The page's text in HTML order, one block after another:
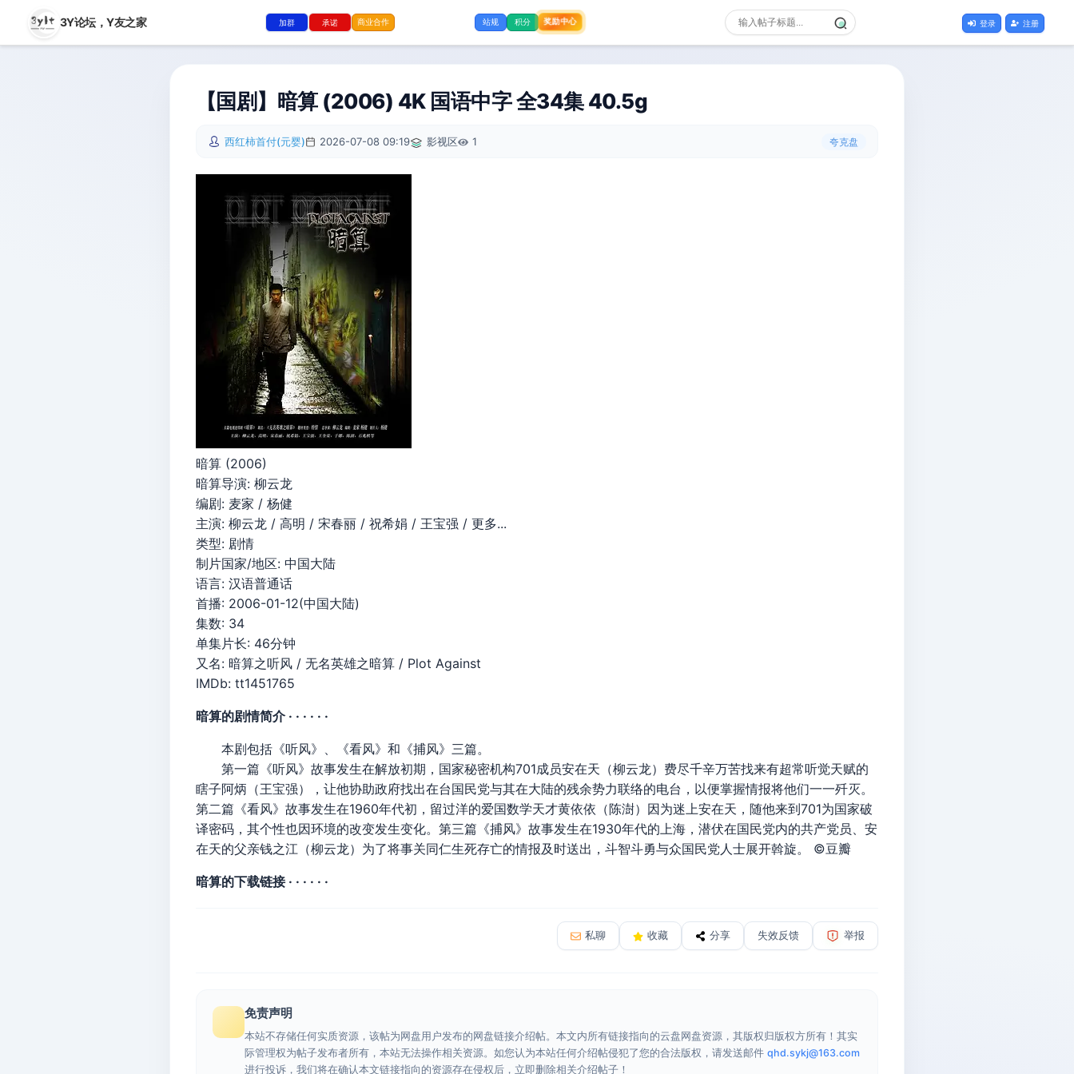
3Y论坛，Y友之家 加群 承诺 商业合作 站规 积分 奖励中心 登录 注册
【国剧】暗算‎ (2006) 4K 国语中字 全34集 40.5g
西红柿首付(元婴) 2026-07-08 09:19 影视区 1 夸克盘
暗算 (2006)
暗算导演: 柳云龙
编剧: 麦家 / 杨健
主演: 柳云龙 / 高明 / 宋春丽 / 祝希娟 / 王宝强 / 更多...
类型: 剧情
制片国家/地区: 中国大陆
语言: 汉语普通话
首播: 2006-01-12(中国大陆)
集数: 34
单集片长: 46分钟
又名: 暗算之听风 / 无名英雄之暗算 / Plot Against
IMDb: tt1451765
暗算的剧情简介 · · · · · ·
本剧包括《听风》、《看风》和《捕风》三篇。
第一篇《听风》故事发生在解放初期，国家秘密机构701成员安在天（柳云龙）费尽千辛万苦找来有超常听觉天赋的
瞎子阿炳（王宝强），让他协助政府找出在台国民党与其在大陆的残余势力联络的电台，以便掌握情报将他们一一歼灭。
第二篇《看风》故事发生在1960年代初，留过洋的爱国数学天才黄依依（陈澍）因为迷上安在天，随他来到701为国家破
译密码，其个性也因环境的改变发生变化。第三篇《捕风》故事发生在1930年代的上海，潜伏在国民党内的共产党员、安
在天的父亲钱之江（柳云龙）为了将事关同仁生死存亡的情报及时送出，斗智斗勇与众国民党人士展开斡旋。 ©豆瓣
暗算的下载链接 · · · · · ·
私聊 收藏 分享 失效反馈 举报
免责声明
本站不存储任何实质资源，该帖为网盘用户发布的网盘链接介绍帖。本文内所有链接指向的云盘网盘资源，其版权归版权方所有！其实
际管理权为帖子发布者所有，本站无法操作相关资源。如您认为本站任何介绍帖侵犯了您的合法版权，请发送邮件 qhd.sykj@163.com
进行投诉，我们将在确认本文链接指向的资源存在侵权后，立即删除相关介绍帖子！